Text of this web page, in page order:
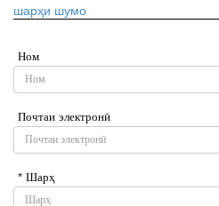
шарҳи шумо
Ном
Почтаи электронӣ
* Шарҳ